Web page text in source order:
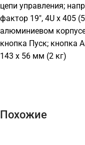
цепи управления;
фактор 19″, 4U x 405
алюминиевом
кнопка Пуск; кнопка
143 х 56 мм (2 кг)
Похожие